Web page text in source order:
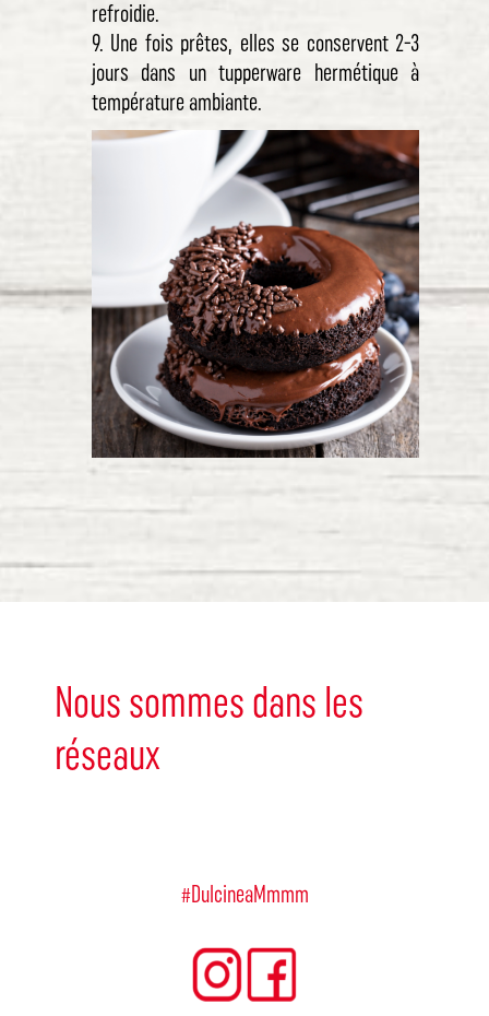
refroidie.
9. Une fois prêtes, elles se conservent 2-3
jours dans un tupperware hermétique à
température ambiante.
Nous sommes dans les
réseaux
#DulcineaMmmm